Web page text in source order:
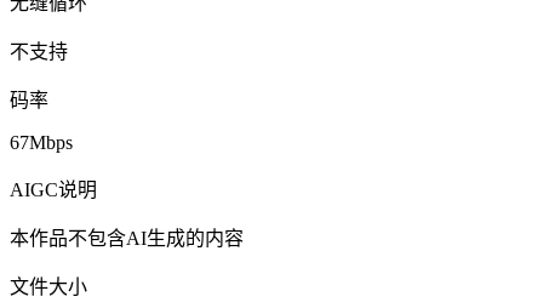
不支持
码率
67Mbps
AIGC说明
本作品不包含AI生成的内容
文件大小